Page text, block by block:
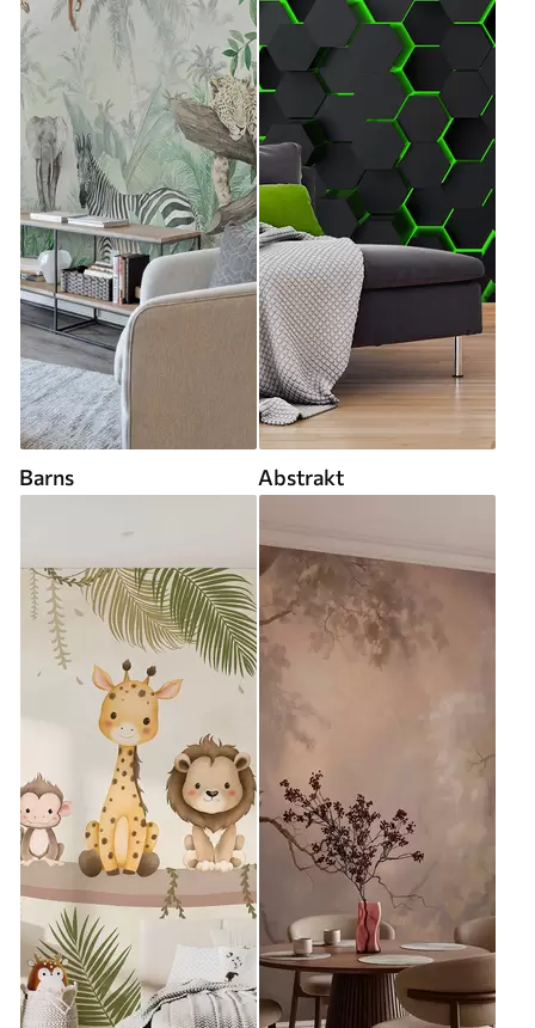
Barns Abstrakt